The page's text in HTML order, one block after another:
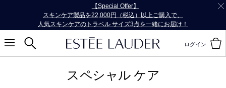
【Special Offer】
スキンケア製品を22,000円（税込）以上ご購入で、
人気スキンケアのトラベル サイズ3点を一緒にお届け！
ログイン
スペシャル ケア